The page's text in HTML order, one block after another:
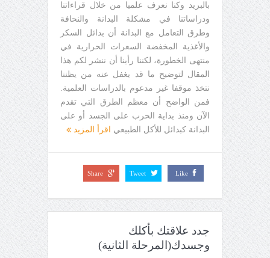
بالبريد وكنا نعرف علميا من خلال قراءاتنا
ودراساتنا في مشكلة البدانة والنحافة
وطرق التعامل مع البدانة أن بدائل السكر
والأغذية المخفضة السعرات الحرارية في
منتهى الخطورة، لكننا رأينا أن ننشر لكم هذا
المقال لتوضيح ما قد يغفل عنه من يظننا
نتخذ موقفا غير مدعوم بالدراسات العلمية.
فمن الواضح أن معظم الطرق التي تقدم
الآن ومنذ بداية الحرب على الجسد أو على
البدانة كبدائل للأكل الطبيعي
اقرأ المزيد
Like
Tweet
Share
جدد علاقتك بأكلك
وجسدك(المرحلة الثانية)